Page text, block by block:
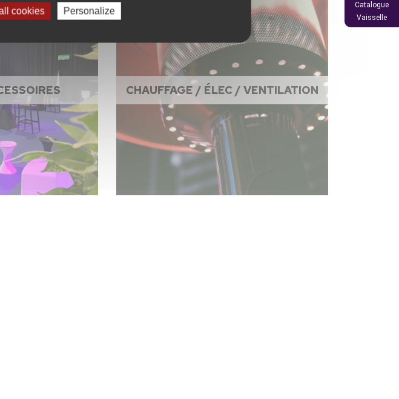
CHAUFFAGE / ÉLEC / VENTILATION
Catalogue
Vaisselle
cookies Personalize